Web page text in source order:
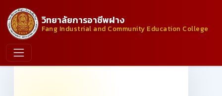
วิทยาลัยการอาชีพฝาง
Fang Industrial and Community Education College